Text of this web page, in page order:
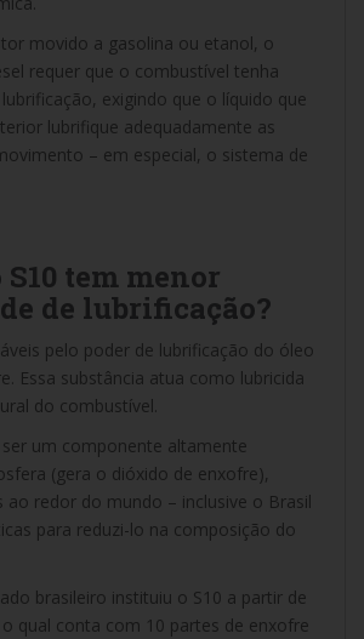
movido a gasolina ou etanol, o
requer que o combustível tenha
exigindo que o líquido que
lubrifique adequadamente as
– em especial, o sistema de
S10 tem menor
de lubrificação?
pelo poder de lubrificação do óleo
Essa substância atua como lubricida
do combustível.
um componente altamente
(gera o dióxido de enxofre),
ao redor do mundo – inclusive o Brasil
para reduzi-lo na composição do
brasileiro instituiu o S10 a partir de
qual conta com 10 partes de enxofre